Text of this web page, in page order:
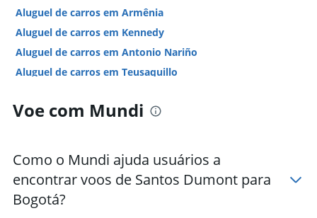
Aluguel de carros em Armênia
Aluguel de carros em Kennedy
Aluguel de carros em Antonio Nariño
Aluguel de carros em Teusaquillo
Hotéis em Bogotá
Hotéis em Cartagena
Hotéis em San Andrés
Hotéis em Barranquilla
Voe com Mundi
Como o Mundi ajuda usuários a
encontrar voos de Santos Dumont para
Bogotá?